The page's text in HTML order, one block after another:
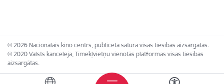
© 2026 Nacionālais kino centrs, publicētā satura visas tiesības aizsargātas.
© 2020 Valsts kanceleja, Tīmekļvietņu vienotās platformas visas tiesības
aizsargātas.